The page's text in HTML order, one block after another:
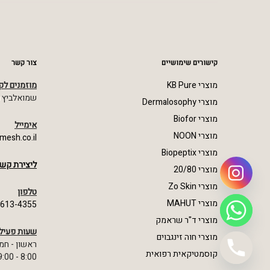
קישורים שימושיים
מוצרי KB Pure
מוצרי Dermalosophy
מוצרי Biofor
מוצרי NOON
מוצרי Biopeptix
מוצרי 20/80
מוצרי Zo Skin
מוצרי MAHUT
מוצרי ד"ר שראמק
מוצרי חוה זינגבוים
קוסמטיקאית רפואית
צור קשר
מוזמנים
שמואלביץ מרדכי
אימייל
ליצירת
טלפון
4355
שעות
ראשון -
8:00 - 19:00